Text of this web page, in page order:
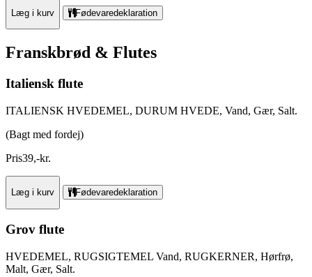
Læg i kurv Fødevaredeklaration
Franskbrød & Flutes
Italiensk flute
ITALIENSK HVEDEMEL, DURUM HVEDE, Vand, Gær, Salt.
(Bagt med fordej)
Pris39,-kr.
Læg i kurv Fødevaredeklaration
Grov flute
HVEDEMEL, RUGSIGTEMEL Vand, RUGKERNER, Hørfrø,
Malt, Gær, Salt.